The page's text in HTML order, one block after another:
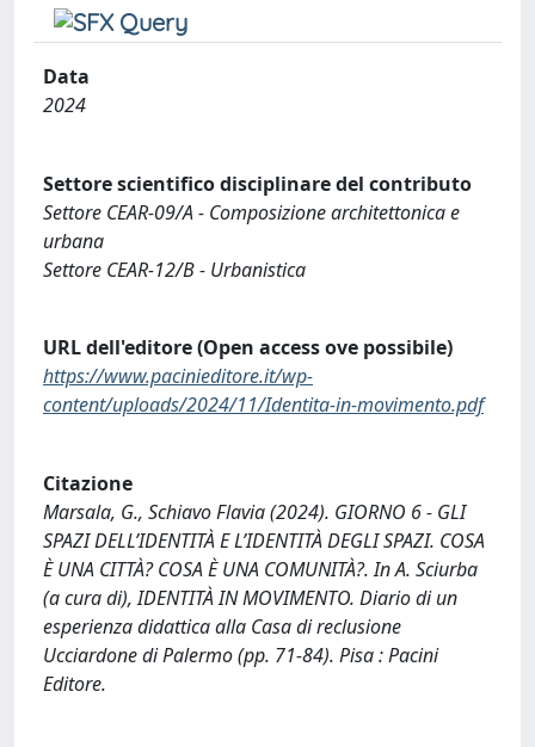
Data
2024
Settore scientifico disciplinare del contributo
Settore CEAR-09/A - Composizione architettonica e
urbana
Settore CEAR-12/B - Urbanistica
URL dell'editore (Open access ove possibile)
https://www.pacinieditore.it/wp-
content/uploads/2024/11/Identita-in-movimento.pdf
Citazione
Marsala, G., Schiavo Flavia (2024). GIORNO 6 - GLI
SPAZI DELL’IDENTITÀ E L’IDENTITÀ DEGLI SPAZI. COSA
È UNA CITTÀ? COSA È UNA COMUNITÀ?. In A. Sciurba
(a cura di), IDENTITÀ IN MOVIMENTO. Diario di un
esperienza didattica alla Casa di reclusione
Ucciardone di Palermo (pp. 71-84). Pisa : Pacini
Editore.